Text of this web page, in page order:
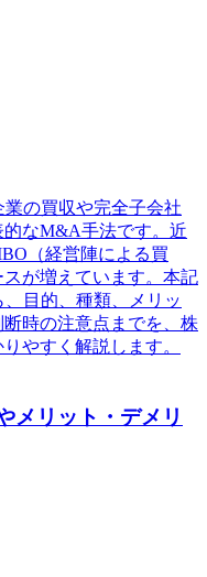
の買収や完全子会社
なM&A手法です。近
（経営陣による買
が増えています。本記
目的、種類、メリッ
断時の注意点までを、株
やすく解説します。
メリット・デメリ